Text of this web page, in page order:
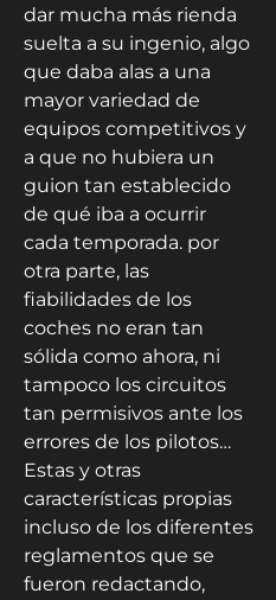
dar mucha más rienda
suelta a su ingenio, algo
que daba alas a una
mayor variedad de
equipos competitivos y
a que no hubiera un
guion tan establecido
de qué iba a ocurrir
cada temporada. por
otra parte, las
fiabilidades de los
coches no eran tan
sólida como ahora, ni
tampoco los circuitos
tan permisivos ante los
errores de los pilotos…
Estas y otras
características propias
incluso de los diferentes
reglamentos que se
fueron redactando,